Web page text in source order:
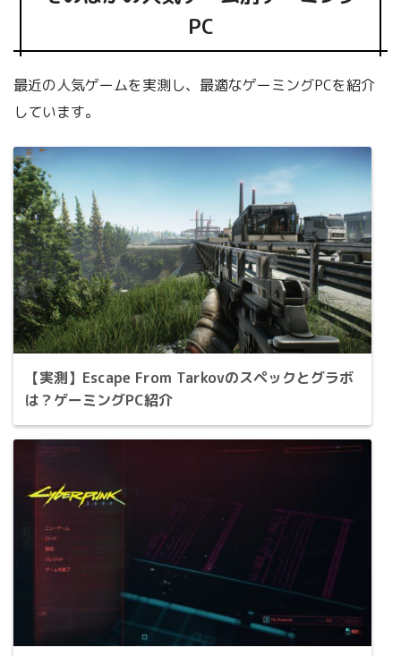
PC
最近の人気ゲームを実測し、最適なゲーミングPCを紹介
しています。
【実測】Escape From Tarkovのスペックとグラボ
は？ゲーミングPC紹介